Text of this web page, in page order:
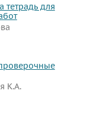
тетрадь для
К.А.